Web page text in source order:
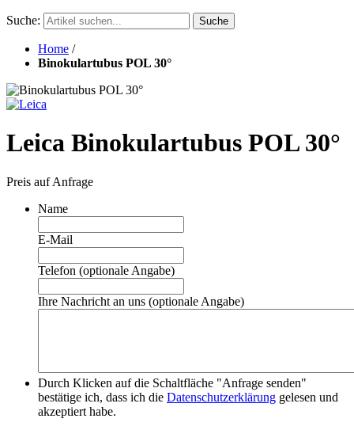
Suche: Suche
Home /
Binokulartubus POL 30°
Leica Binokulartubus POL 30°
Preis auf Anfrage
Name
E-Mail
Telefon (optionale Angabe)
Ihre Nachricht an uns (optionale Angabe)
Durch Klicken auf die Schaltfläche "Anfrage senden"
bestätige ich, dass ich die Datenschutzerklärung gelesen und
akzeptiert habe.